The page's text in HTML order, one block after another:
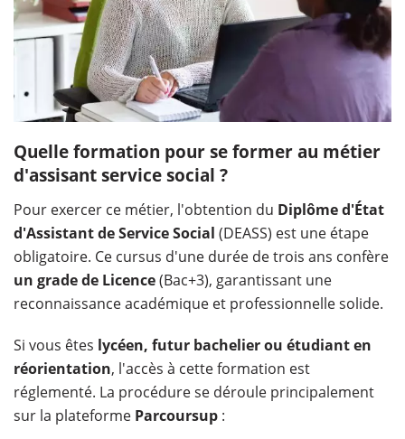
Quelle formation pour se former au métier
d'assisant service social ?
Pour exercer ce métier, l'obtention du Diplôme d'État
d'Assistant de Service Social (DEASS) est une étape
obligatoire. Ce cursus d'une durée de trois ans confère
un grade de Licence(Bac+3), garantissant une
reconnaissance académique et professionnelle solide.
Si vous êtes lycéen, futur bachelier ou étudiant en
réorientation, l'accès à cette formation est
réglementé. La procédure se déroule principalement
sur la plateforme Parcoursup :